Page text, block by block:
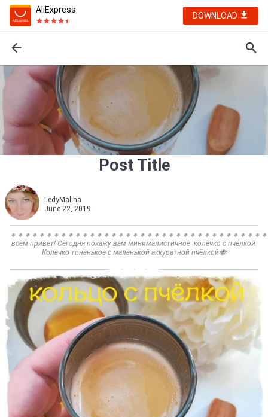
AliExpress
DOWNLOAD
Post Title
LedyMalina
June 22, 2019
🔸🔸🔸🔸🔸🔸🔸🔸🔸🔸🔸🔸🔸🔸🔸🔸🔸🔸🔸🔸🔸🔸🔸🔸🔸🔸🔸🔸🔸🔸🔸🔸🔸🔸🔸🔸
всем привет! Сегодня покажу вам минималистичное колечко с пчёлкой.
Колечко тоненькое с маленькой аккуратной пчёлкой🐝